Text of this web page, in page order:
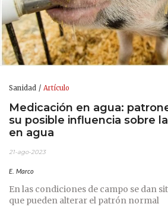
Sanidad Artículo
Medicación en agua:
su posible influencia sobre
en agua
21-ago-2023
E. Marco
En las condiciones de campo se dan
que pueden alterar el patrón normal